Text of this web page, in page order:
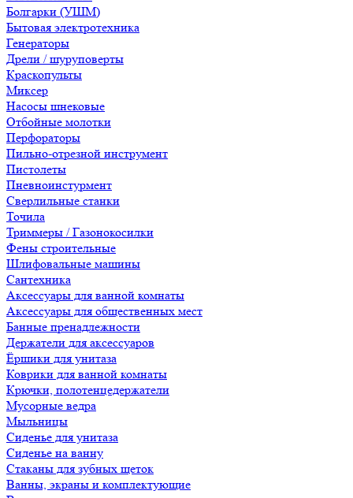
Болгарки (УШМ)
Бытовая электротехника
Генераторы
Дрели / шуруповерты
Краскопульты
Миксер
Насосы шнековые
Отбойные молотки
Перфораторы
Пильно-отрезной инструмент
Пистолеты
Пневноинстурмент
Сверлильные станки
Точила
Триммеры / Газонокосилки
Фены строительные
Шлифовальные машины
Сантехника
Аксессуары для ванной комнаты
Аксессуары для общественных мест
Банные пренадлежности
Держатели для аксессуаров
Ёршики для унитаза
Коврики для ванной комнаты
Крючки, полотенцедержатели
Мусорные ведра
Мыльницы
Сиденье для унитаза
Сиденье на ванну
Стаканы для зубных щеток
Ванны, экраны и комплектующие